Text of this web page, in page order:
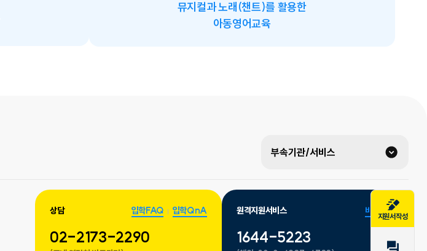
뮤지컬과 노래(챈트)를 활용한
아동영어교육
부속기관/서비스
상담
02-2173-2290
입학FAQ 입학QnA 원격지원서비스
1644-5223
바로가기
지원서작성